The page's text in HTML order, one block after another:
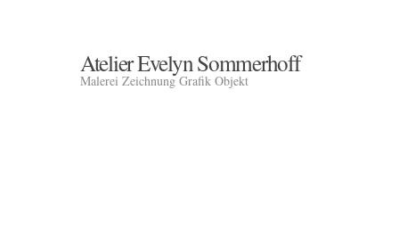
Atelier Evelyn Sommerhoff
Malerei Zeichnung Grafik Objekt